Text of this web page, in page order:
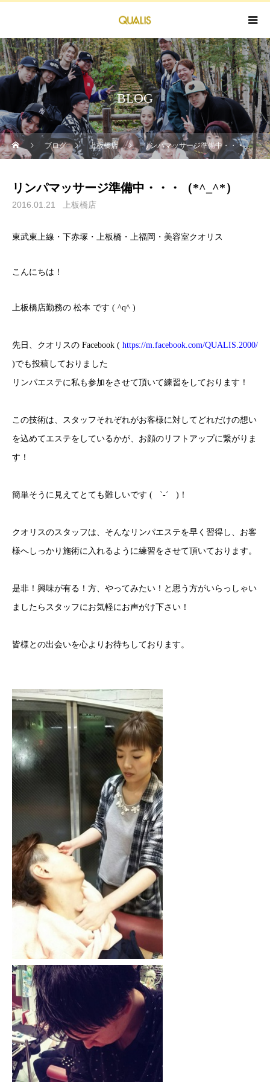
BLOG
ブログ 上板橋店 リンパマッサージ準備中・・・（*^_^*）
リンパマッサージ準備中・・・（*^_^*）
2016.01.21 上板橋店
東武東上線・下赤塚・上板橋・上福岡・美容室クオリス
こんにちは！
上板橋店勤務の 松本 です ( ^q^ )
先日、クオリスの Facebook ( https://m.facebook.com/QUALIS.2000/
)でも投稿しておりました
リンパエステに私も参加をさせて頂いて練習をしております！
この技術は、スタッフそれぞれがお客様に対してどれだけの想い
を込めてエステをしているかが、お顔のリフトアップに繋がりま
す！
簡単そうに見えてとても難しいです ( `-´ ) ！
クオリスのスタッフは、そんなリンパエステを早く習得し、お客
様へしっかり施術に入れるように練習をさせて頂いております。
是非！興味が有る！方、やってみたい！と思う方がいらっしゃい
ましたらスタッフにお気軽にお声がけ下さい！
皆様との出会いを心よりお待ちしております。